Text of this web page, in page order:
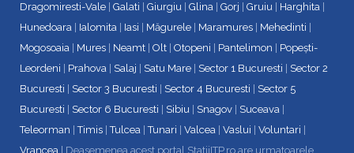
Dragomiresti-Vale Galati Giurgiu Glina Gorj Gruiu Harghita
Hunedoara
Ialomita Iasi Măgurele Maramures Mehedinti
Mogosoaia
Mures Neamt Olt Otopeni Pantelimon
Popești-
Leordeni
Prahova Salaj Satu Mare Sector 1 Bucuresti
Sector 2
Bucuresti
Sector 3 Bucuresti Sector 4 Bucuresti
Sector 5
Bucuresti
Sector 6 Bucuresti Sibiu Snagov Suceava
Teleorman |Timis |Tulcea |Tunari Valcea Vaslui Voluntari
Vrancea | Deasemenea acest portal StatiiITP.ro are urmatoarele